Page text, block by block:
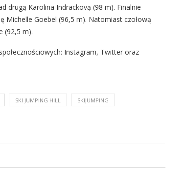
drugą Karolina Indrackovą (98 m). Finalnie
Michelle Goebel (96,5 m). Natomiast czołową
(92,5 m).
Instagram, Twitter oraz
SKI JUMPING HILL SKIJUMPING